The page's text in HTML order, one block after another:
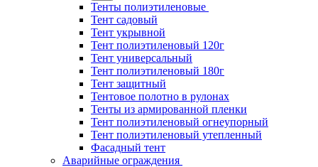
Тенты полиэтиленовые
Тент садовый
Тент укрывной
Тент полиэтиленовый 120г
Тент универсальный
Тент полиэтиленовый 180г
Тент защитный
Тентовое полотно в рулонах
Тенты из армированной пленки
Тент полиэтиленовый огнеупорный
Тент полиэтиленовый утепленный
Фасадный тент
Аварийные ограждения